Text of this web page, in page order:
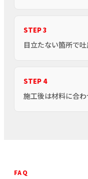
STEP 3
目立たない箇所で
STEP 4
施工後は材料に合
FAQ